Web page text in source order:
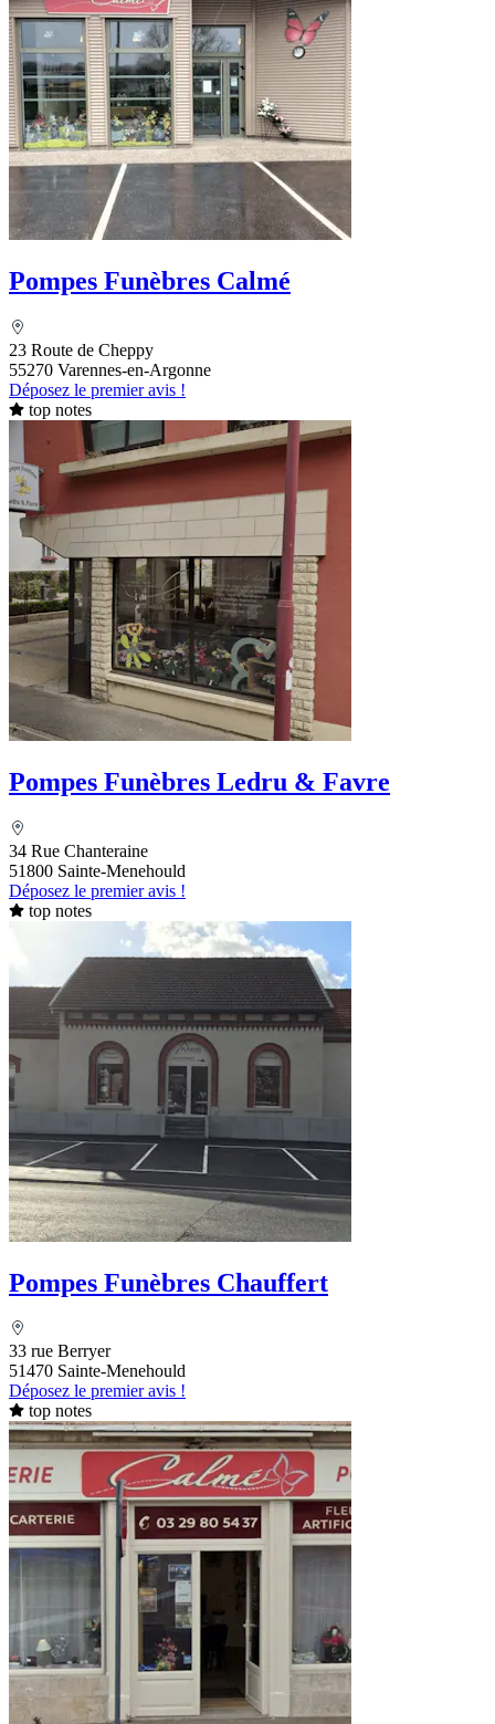
Pompes Funèbres Calmé
23 Route de Cheppy
55270 Varennes-en-Argonne
Déposez le premier avis !
top notes
Pompes Funèbres Ledru & Favre
34 Rue Chanteraine
51800 Sainte-Menehould
Déposez le premier avis !
top notes
Pompes Funèbres Chauffert
33 rue Berryer
51470 Sainte-Menehould
Déposez le premier avis !
top notes